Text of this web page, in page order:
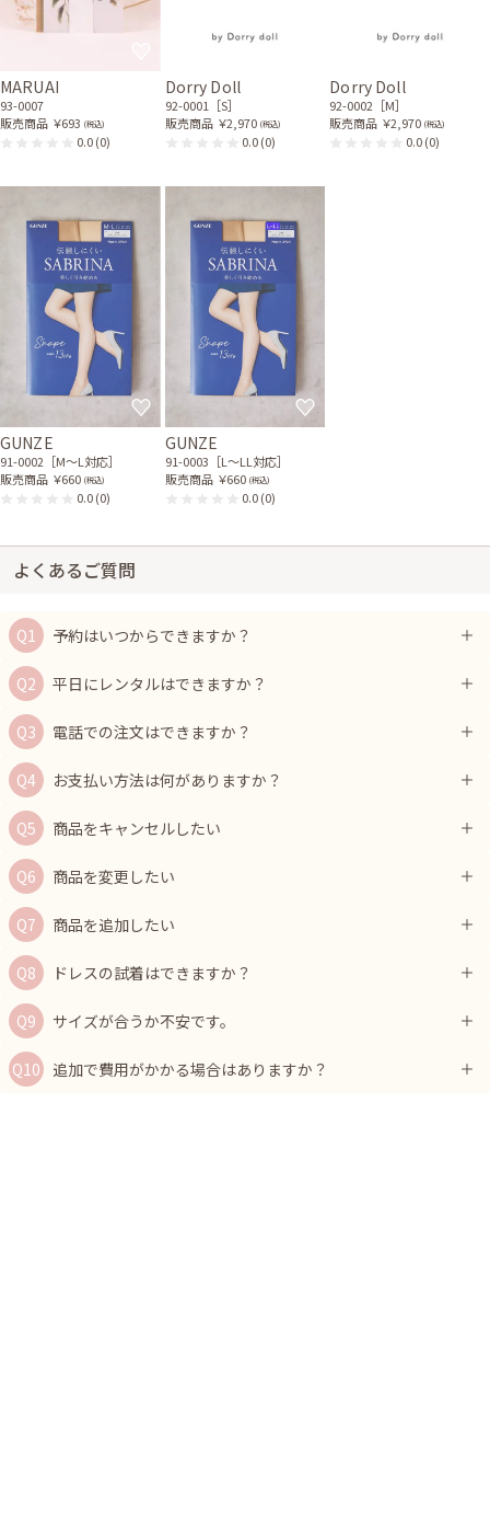
MARUAI
93-0007
販売商品 ￥693 (税込)
0.0(0)
Dorry Doll
92-0001［S］
販売商品 ￥2,970 (税込)
0.0(0)
Dorry Doll
92-0002［M］
販売商品 ￥2,970 (税込)
0.0(0)
GUNZE
91-0002［M〜L対応］
販売商品 ￥660 (税込)
0.0(0)
GUNZE
91-0003［L〜LL対応］
販売商品 ￥660 (税込)
0.0(0)
よくあるご質問
予約はいつからできますか？
平日にレンタルはできますか？
電話での注文はできますか？
お支払い方法は何がありますか？
商品をキャンセルしたい
商品を変更したい
商品を追加したい
ドレスの試着はできますか？
サイズが合うか不安です。
追加で費用がかかる場合はありますか？